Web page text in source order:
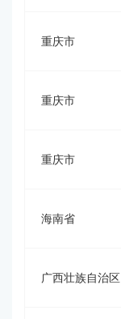
重庆市
重庆市
重庆市
海南省
广西壮族自治区